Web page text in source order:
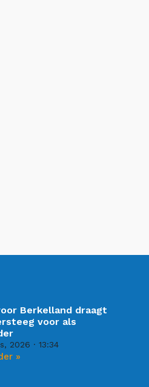
Berkelland draagt
voor als
2026 13:34
»